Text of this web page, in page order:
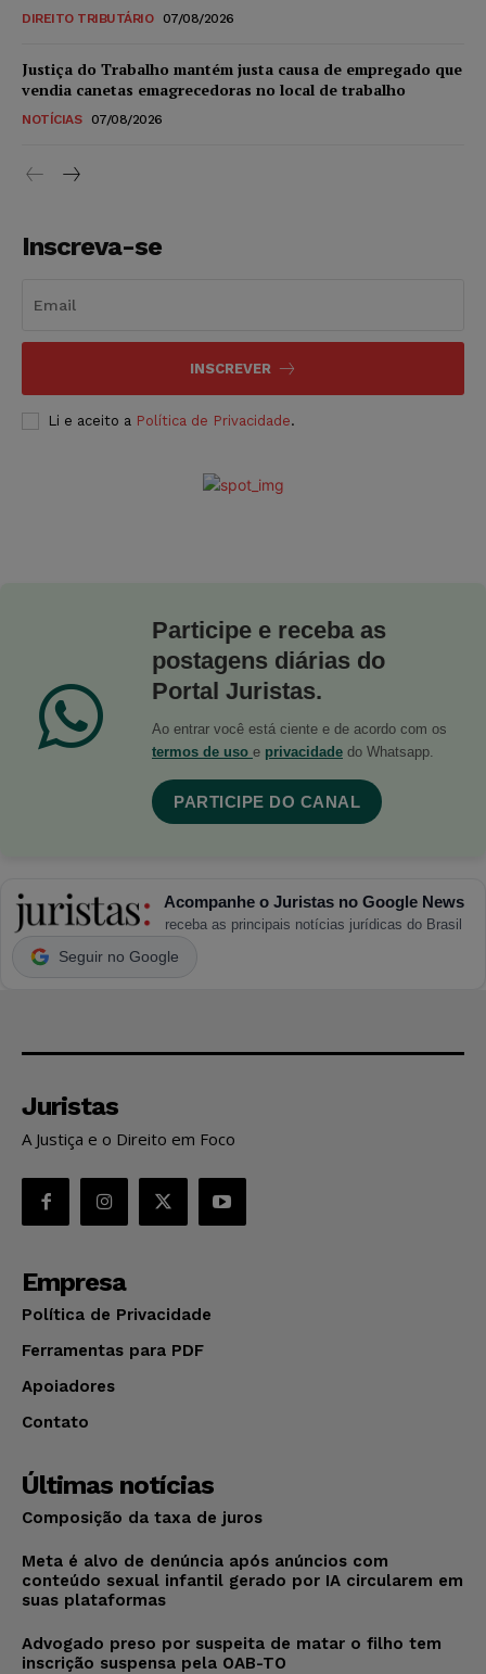
DIREITO TRIBUTÁRIO 07/08/2026
Justiça do Trabalho mantém justa causa de empregado que
vendia canetas emagrecedoras no local de trabalho
NOTÍCIAS 07/08/2026
Inscreva-se
INSCREVER
Li e aceito a Política de Privacidade.
Participe e receba as
postagens diárias do
Portal Juristas.
Ao entrar você está ciente e de acordo com os
termos de uso e privacidade do Whatsapp.
PARTICIPE DO CANAL
Acompanhe o Juristas no Google News
receba as principais notícias jurídicas do Brasil
Seguir no Google
Juristas
A Justiça e o Direito em Foco
Empresa
Política de Privacidade
Ferramentas para PDF
Apoiadores
Contato
Últimas notícias
Composição da taxa de juros
Meta é alvo de denúncia após anúncios com
conteúdo sexual infantil gerado por IA circularem em
suas plataformas
Advogado preso por suspeita de matar o filho tem
inscrição suspensa pela OAB-TO